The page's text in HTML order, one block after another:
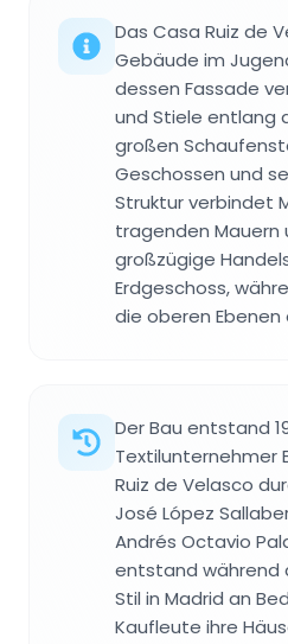
Das Casa Ruiz de
Gebäude im
dessen Fassade
und Stiele entlang
großen
Geschossen und
Struktur verbindet
tragenden
großzügige
Erdgeschoss,
die oberen Ebenen
Der Bau entstand
Textilunternehmer
Ruiz de Velasco
José López
Andrés Octavio
entstand während
Stil in Madrid an
Kaufleute ihre